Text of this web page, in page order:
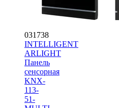
031738
INTELLIGENT
ARLIGHT
Панель
сенсорная
KNX-
113-
51-